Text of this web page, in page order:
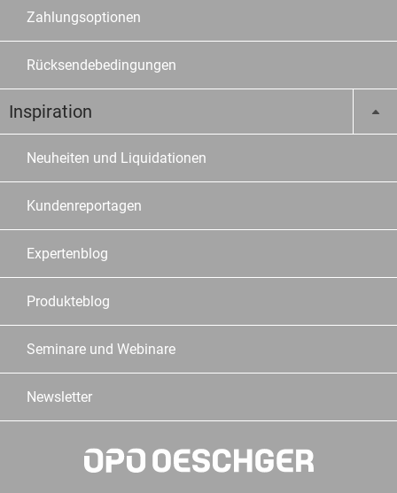
Zahlungsoptionen
Rücksendebedingungen
Inspiration
Neuheiten und Liquidationen
Kundenreportagen
Expertenblog
Produkteblog
Seminare und Webinare
Newsletter